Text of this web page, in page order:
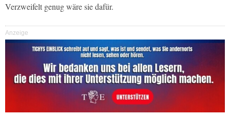
Verzweifelt genug wäre sie dafür.
Anzeige